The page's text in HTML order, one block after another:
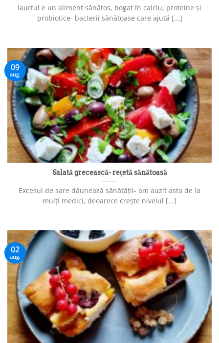
Iaurtul e un aliment sănătos, bogat în calciu, proteine și
probiotice- bacterii sănătoase care ajută [...]
Salată grecească- rețetă sănătoasă
Excesul de sare dăunează sănătății- am auzit asta de la
mulți medici, deoarece crește nivelul [...]
09
aug.
02
aug.